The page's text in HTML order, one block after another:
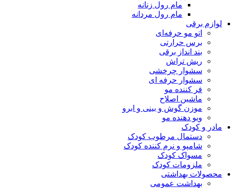
مام رول زنانه
مام رول مردانه
لوازم برقی
اتو مو حرفه‌ای
برس حرارتی
بند انداز برقی
ریش تراش
سشوار چرخشی
سشوار حرفه ای
فر کننده‌ مو
ماشین اصلاح
موزن گوش و بینی و ابرو
ویو دهنده مو
مادر و کودک
دستمال مرطوب کودک
شامپو و نرم کننده کودک
مسواک کودک
ملزومات کودک
محصولات بهداشتی
بهداشت عمومی